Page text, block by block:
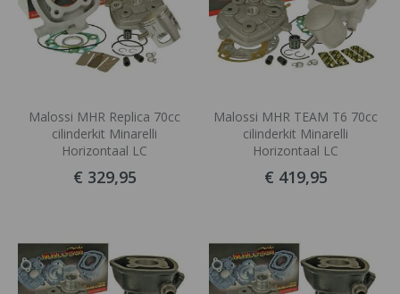
Malossi MHR Replica 70cc
cilinderkit Minarelli
Horizontaal LC
€ 329,95
Malossi MHR TEAM T6 70cc
cilinderkit Minarelli
Horizontaal LC
€ 419,95